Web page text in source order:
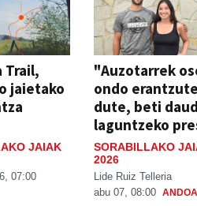
Trail,
jaietako
JAIAK
07:00
"Auzotarrek
ondo
dute, beti
laguntzeko
SORABILLAKO
2026
Lide Ruiz Telleria
abu 07, 08:00